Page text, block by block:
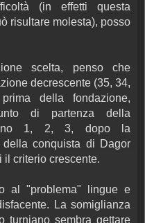
(in effetti questa
risultare molesta), posso
scelta, penso che
decrescente (35, 34,
della fondazione,
di partenza della
1, 2, 3, dopo la
conquista di Dagor
il criterio crescente.
al "problema" lingue e
La somiglianza
turniano sembra gettare